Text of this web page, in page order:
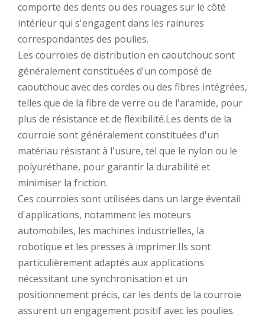
comporte des dents ou des rouages ​​sur le côté
intérieur qui s'engagent dans les rainures
correspondantes des poulies.
Les courroies de distribution en caoutchouc sont
généralement constituées d'un composé de
caoutchouc avec des cordes ou des fibres intégrées,
telles que de la fibre de verre ou de l'aramide, pour
plus de résistance et de flexibilité.Les dents de la
courroie sont généralement constituées d'un
matériau résistant à l'usure, tel que le nylon ou le
polyuréthane, pour garantir la durabilité et
minimiser la friction.
Ces courroies sont utilisées dans un large éventail
d'applications, notamment les moteurs
automobiles, les machines industrielles, la
robotique et les presses à imprimer.Ils sont
particulièrement adaptés aux applications
nécessitant une synchronisation et un
positionnement précis, car les dents de la courroie
assurent un engagement positif avec les poulies.